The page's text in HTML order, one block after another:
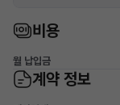
비용
월 납입금
계약 정보